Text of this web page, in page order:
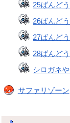
25ばんど
26ばんど
27ばんど
28ばんど
シロガネや
サファリゾーン